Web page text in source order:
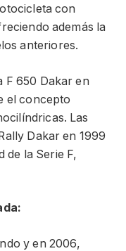
con
además la
anteriores.
F 650 Dakar en
el concepto
Las
Dakar en 1999
de la Serie F,
y en 2006,